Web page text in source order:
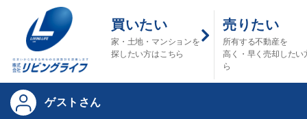
買いたい
家・土地・マンションを
探したい方はこちら
売りたい
所有する不動産を
高く・早く売却したい
ら
ゲストさん